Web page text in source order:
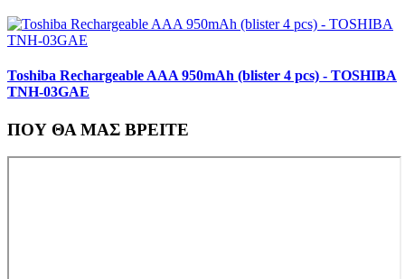
Toshiba Rechargeable AAA 950mAh (blister 4 pcs) - TOSHIBA
TNH-03GAE
ΠΟΥ ΘΑ ΜΑΣ ΒΡΕΙΤΕ